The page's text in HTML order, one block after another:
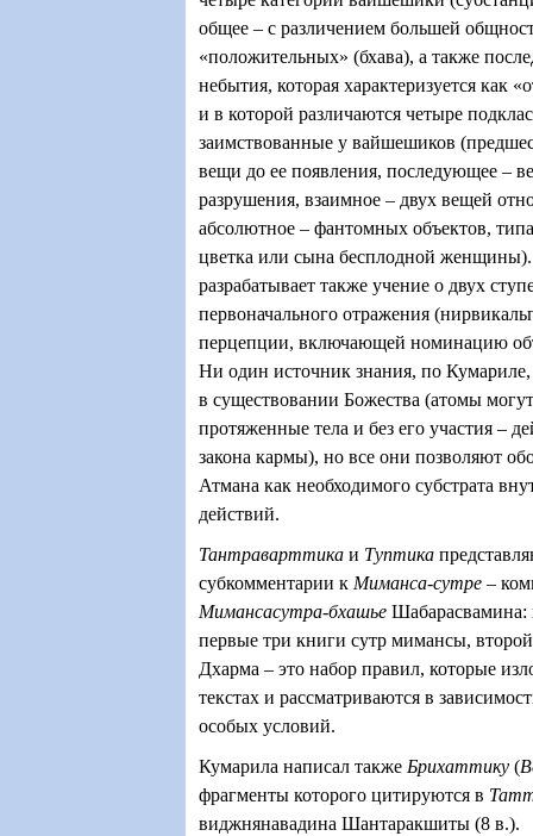
общее – с различением большей
«положительных» (бхава), а также
небытия, которая характеризуется как
и в которой различаются четыре
заимствованные у вайшешиков
вещи до ее появления, последующее –
разрушения, взаимное – двух вещей
абсолютное – фантомных объектов,
цветка или сына бесплодной
разрабатывает также учение о двух
первоначального отражения
перцепции, включающей номинацию
Ни один источник знания, по Кумариле,
в существовании Божества (атомы
протяженные тела и без его участия –
закона кармы), но все они позволяют
Атмана как необходимого субстрата
действий.
Тантраварттика и Туптика
субкомментарии к Миманса-сутре –
Мимансасутра-бхашье Шабарасвамина:
первые три книги сутр мимансы,
Дхарма – это набор правил, которые
текстах и рассматриваются в
особых условий.
Кумарила написал также Брихаттику (
фрагменты которого цитируются в
виджнянавадина Шантаракшиты (8 в.).